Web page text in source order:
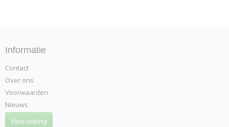
Informatie
Contact
Over ons
Voorwaarden
Nieuws
Herroeping